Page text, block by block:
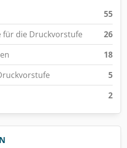
55
für die Druckvorstufe
26
18
5
2